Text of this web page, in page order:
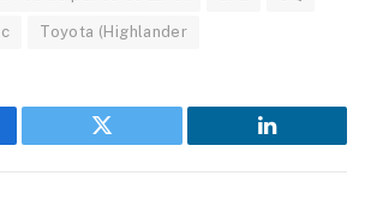
Toyota (Highlander
Twitter LinkedIn